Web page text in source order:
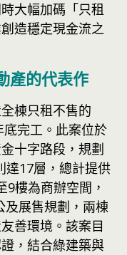
大幅加碼「只租
造穩定現金流之
產的代表作
棟只租不售的
底完工。此案位於
十字路段，規劃
達17層，總計提供
9樓為商辦空間，
及展售規劃，兩棟
善環境。該案目
，結合綠建築與